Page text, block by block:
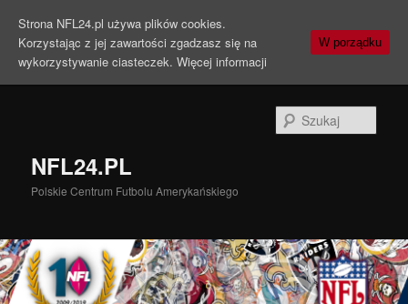
NFL24.PL
Polskie Centrum Futbolu Amerykańskiego
Strona NFL24.pl używa plików cookies.
Korzystając z jej zawartości zgadzasz się na
wykorzystywanie ciasteczek. Więcej informacji
W porządku